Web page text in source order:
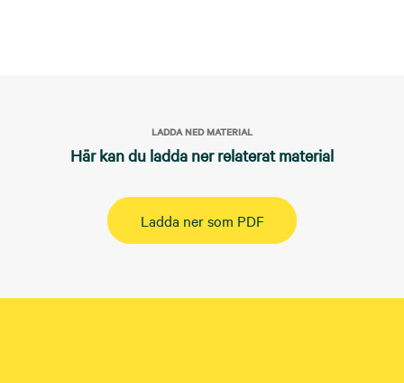
LADDA NED MATERIAL
Här kan du ladda ner relaterat material
Ladda ner som PDF